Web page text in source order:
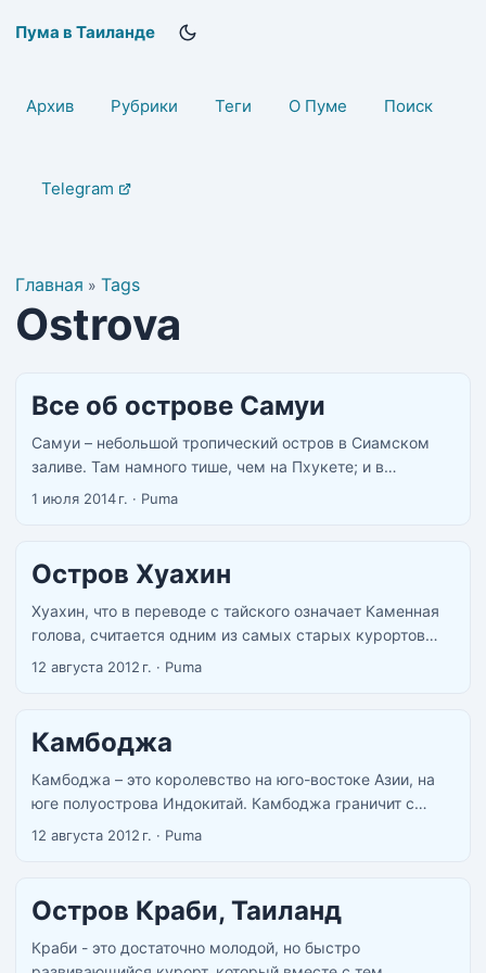
Пума в Таиланде
Архив Рубрики Теги О Пуме Поиск
Telegram
Главная » Tags
Ostrova
Все об острове Самуи
Самуи – небольшой тропический остров в Сиамском
заливе. Там намного тише, чем на Пхукете; и в
несколько раз чище, чем в Паттайе. С каждым днем на
девственности острова. На сегодняшний день он
пребывает в состоянии полу-дикости в сочетании с
неплохой инфраструктурой. ...
1 июля 2014 г. · Puma
Остров Хуахин
Хуахин, что в переводе с тайского означает Каменная
голова, считается одним из самых старых курортов
Таиланда. Он расположился на западе Сиамского
во всей стране. ...
12 августа 2012 г. · Puma
Камбоджа
Камбоджа – это королевство на юго-востоке Азии, на
юге полуострова Индокитай. Камбоджа граничит с
Таиландом, Лаосом и Вьетнамом, а берега юго-
Кхмерской империи, в подчинении у которой
находились значительная часть Вьетнама, Таиланда и
Лаоса. ...
12 августа 2012 г. · Puma
Остров Краби, Таиланд
Краби - это достаточно молодой, но быстро